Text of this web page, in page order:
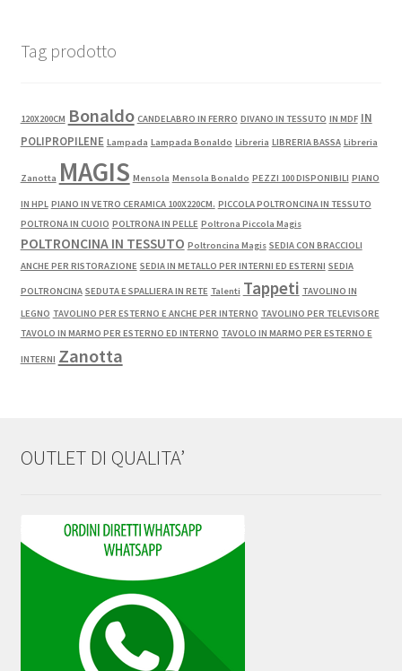
Tag prodotto
120X200CM Bonaldo CANDELABRO IN FERRO DIVANO IN TESSUTO IN MDF IN
POLIPROPILENE Lampada Lampada Bonaldo Libreria LIBRERIA BASSA Libreria
Zanotta MAGIS Mensola Mensola Bonaldo PEZZI 100 DISPONIBILI PIANO
IN HPL PIANO IN VETRO CERAMICA 100X220CM. PICCOLA POLTRONCINA IN TESSUTO
POLTRONA IN CUOIO POLTRONA IN PELLE Poltrona Piccola Magis
POLTRONCINA IN TESSUTO Poltroncina Magis SEDIA CON BRACCIOLI
ANCHE PER RISTORAZIONE SEDIA IN METALLO PER INTERNI ED ESTERNI SEDIA
POLTRONCINA SEDUTA E SPALLIERA IN RETE Talenti Tappeti TAVOLINO IN
LEGNO TAVOLINO PER ESTERNO E ANCHE PER INTERNO TAVOLINO PER TELEVISORE
TAVOLO IN MARMO PER ESTERNO ED INTERNO TAVOLO IN MARMO PER ESTERNO E
INTERNI Zanotta
OUTLET DI QUALITA’